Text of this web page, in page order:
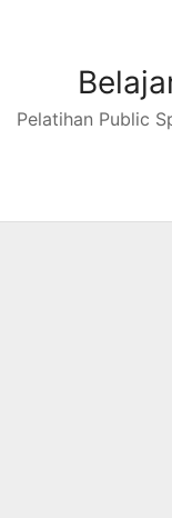
Pelatihan Public